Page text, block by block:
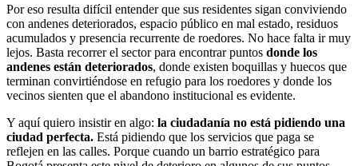
Por eso resulta difícil entender que sus residentes sigan conviviendo
con andenes deteriorados, espacio público en mal estado, residuos
acumulados y presencia recurrente de roedores. No hace falta ir muy
lejos. Basta recorrer el sector para encontrar puntos donde los
andenes están deteriorados, donde existen boquillas y huecos que
terminan convirtiéndose en refugio para los roedores y donde los
vecinos sienten que el abandono institucional es evidente.
Y aquí quiero insistir en algo: la ciudadanía no está pidiendo una
ciudad perfecta. Está pidiendo que los servicios que paga se
reflejen en las calles. Porque cuando un barrio estratégico para